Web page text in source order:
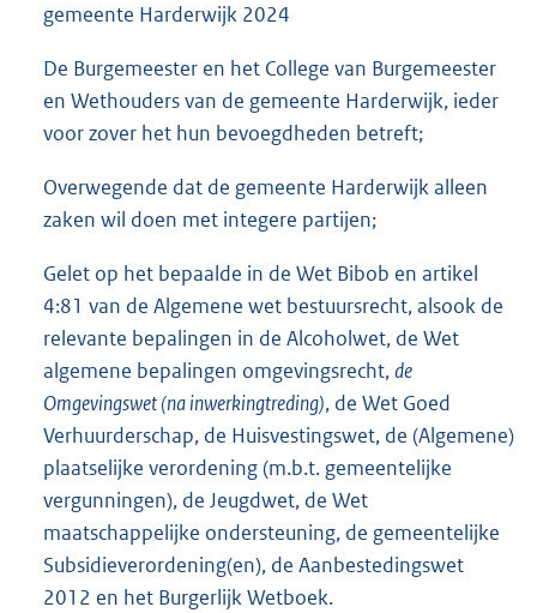
gemeente Harderwijk 2024
De Burgemeester en het College van Burgemeester
en Wethouders van de gemeente Harderwijk, ieder
voor zover het hun bevoegdheden betreft;
Overwegende dat de gemeente Harderwijk alleen
zaken wil doen met integere partijen;
Gelet op het bepaalde in de Wet Bibob en artikel
4:81 van de Algemene wet bestuursrecht, alsook de
relevante bepalingen in de Alcoholwet, de Wet
algemene bepalingen omgevingsrecht,de
Omgevingswet (na inwerkingtreding), de Wet Goed
Verhuurderschap, de Huisvestingswet, de (Algemene)
plaatselijke verordening (m.b.t. gemeentelijke
vergunningen), de Jeugdwet, de Wet
maatschappelijke ondersteuning, de gemeentelijke
Subsidieverordening(en), de Aanbestedingswet
2012 en het Burgerlijk Wetboek.